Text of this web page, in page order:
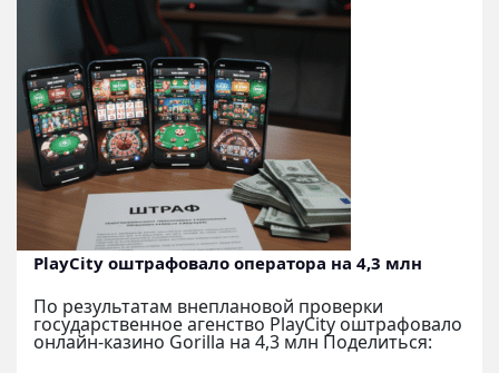
PlayCity оштрафовало оператора на 4,3 млн
По результатам внеплановой проверки
государственное агенство PlayCity оштрафовало
онлайн-казино Gorilla на 4,3 млн Поделиться: